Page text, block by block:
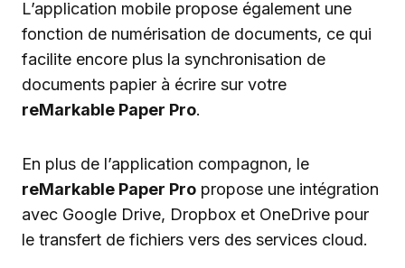
L’application mobile propose également une
fonction de numérisation de documents, ce qui
facilite encore plus la synchronisation de
documents papier à écrire sur votre
reMarkable Paper Pro.
En plus de l’application compagnon, le
reMarkable Paper Pro propose une intégration
avec Google Drive, Dropbox et OneDrive pour
le transfert de fichiers vers des services cloud.